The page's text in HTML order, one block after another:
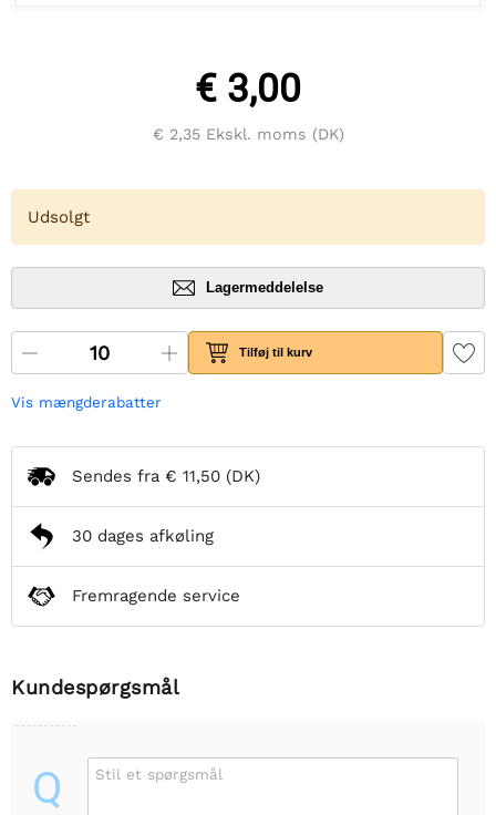
€ 3,00
€ 2,35Ekskl. moms (DK)
Udsolgt
Lagermeddelelse
Tilføj til kurv
Vis mængderabatter
Sendes fra € 11,50 (DK)
30 dages afkøling
Fremragende service
Kundespørgsmål
Q Stil et spørgsmål